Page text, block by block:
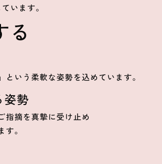
います。
る
いう柔軟な姿勢を込めています。
姿勢
指摘を真摯に受け止め
。